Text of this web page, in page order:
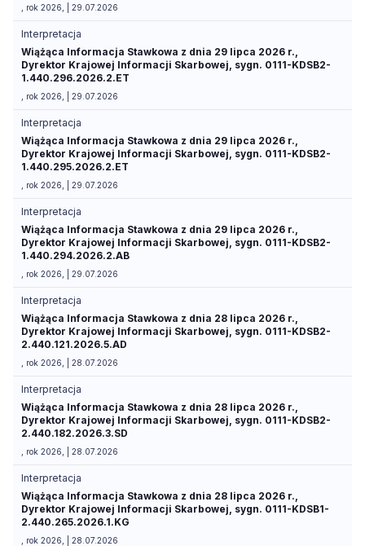
, rok 2026, | 29.07.2026
Interpretacja
Wiążąca Informacja Stawkowa z dnia 29 lipca 2026 r.,
Dyrektor Krajowej Informacji Skarbowej, sygn. 0111-KDSB2-
1.440.296.2026.2.ET
, rok 2026, | 29.07.2026
Interpretacja
Wiążąca Informacja Stawkowa z dnia 29 lipca 2026 r.,
Dyrektor Krajowej Informacji Skarbowej, sygn. 0111-KDSB2-
1.440.295.2026.2.ET
, rok 2026, | 29.07.2026
Interpretacja
Wiążąca Informacja Stawkowa z dnia 29 lipca 2026 r.,
Dyrektor Krajowej Informacji Skarbowej, sygn. 0111-KDSB2-
1.440.294.2026.2.AB
, rok 2026, | 29.07.2026
Interpretacja
Wiążąca Informacja Stawkowa z dnia 28 lipca 2026 r.,
Dyrektor Krajowej Informacji Skarbowej, sygn. 0111-KDSB2-
2.440.121.2026.5.AD
, rok 2026, | 28.07.2026
Interpretacja
Wiążąca Informacja Stawkowa z dnia 28 lipca 2026 r.,
Dyrektor Krajowej Informacji Skarbowej, sygn. 0111-KDSB2-
2.440.182.2026.3.SD
, rok 2026, | 28.07.2026
Interpretacja
Wiążąca Informacja Stawkowa z dnia 28 lipca 2026 r.,
Dyrektor Krajowej Informacji Skarbowej, sygn. 0111-KDSB1-
2.440.265.2026.1.KG
, rok 2026, | 28.07.2026